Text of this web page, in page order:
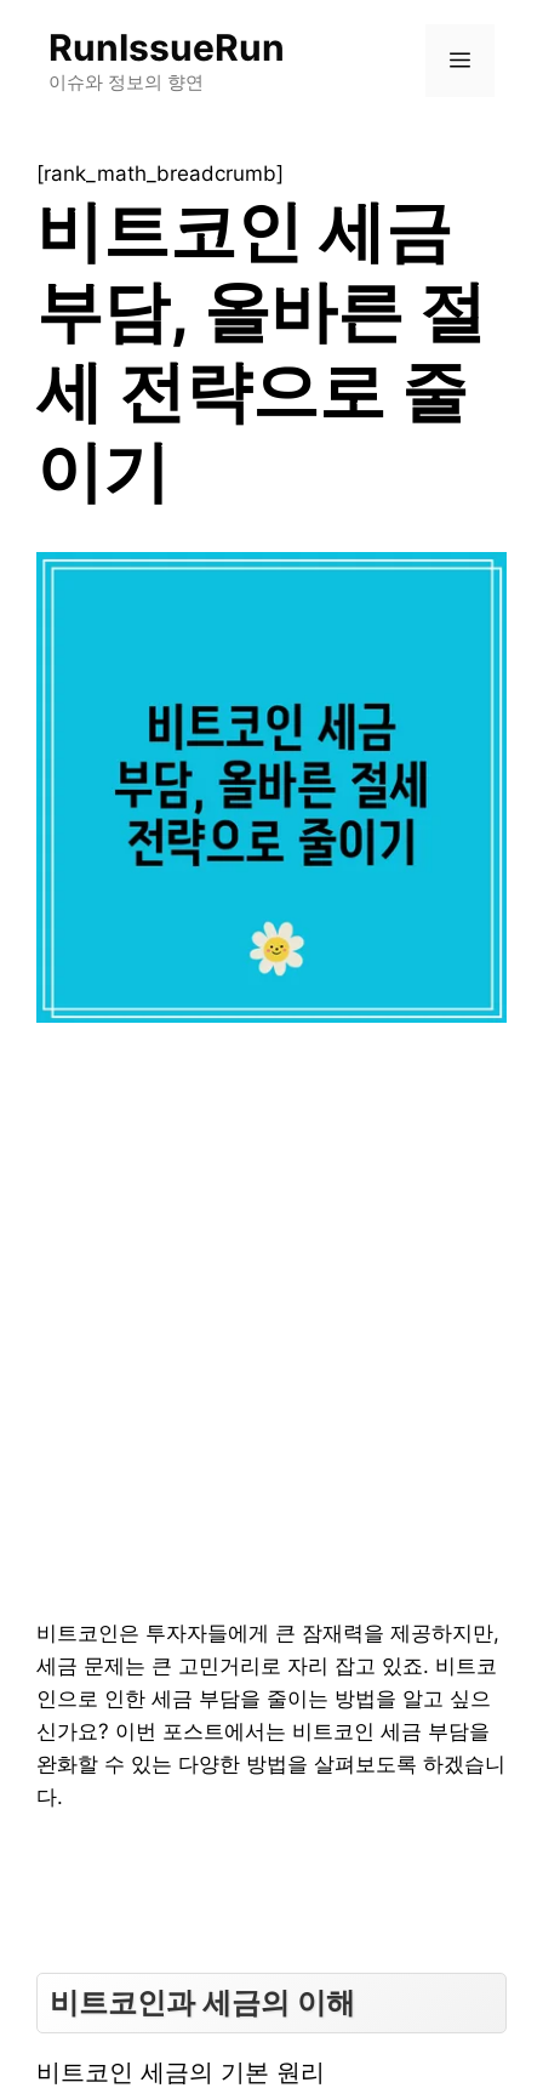
RunIssueRun
이슈와 정보의 향연
메
[rank_math_breadcrumb]
비트코인 세금
부담, 올바른 절
세 전략으로 줄
이기
비트코인은 투자자들에게 큰 잠재력을 제공하지만,
세금 문제는 큰 고민거리로 자리 잡고 있죠. 비트코
인으로 인한 세금 부담을 줄이는 방법을 알고 싶으
신가요? 이번 포스트에서는 비트코인 세금 부담을
완화할 수 있는 다양한 방법을 살펴보도록 하겠습니
다.
비트코인과 세금의 이해
비트코인 세금의 기본 원리